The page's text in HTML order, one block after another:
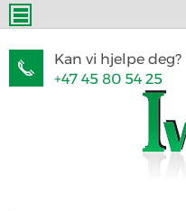
Kan vi hjelpe deg?
+47 45 80 54 25